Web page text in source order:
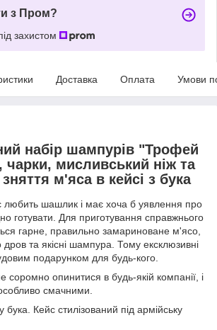
з Пром?
захистом
Доставка Оплата Умови
набір шампурів "Трофей
мисливський ніж та
м'яса в кейсі з бука
шашлик і має хоча б уявлення про
готувати. Для приготування справжнього
гарне, правильно замариноване м'ясо,
дров та якісні шампура. Тому ексклюзивні
подарунком для будь-кого.
опинитися в будь-якій компанії, і
смачними.
бука. Кейс стилізований під армійську